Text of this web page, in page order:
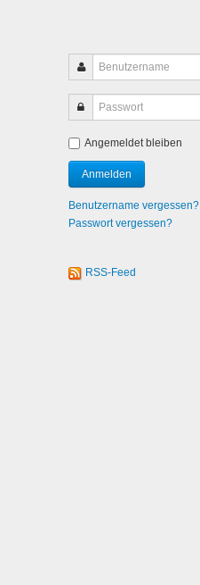
Angemeldet bleiben
Benutzername vergessen?
Passwort vergessen?
RSS-Feed